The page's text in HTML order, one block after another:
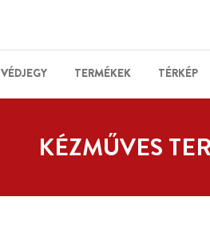
VÉDJEGY TERMÉKEK TÉRKÉP
KÉZMŰVES